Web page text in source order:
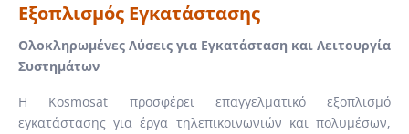
Εξοπλισμός Εγκατάστασης
Ολοκληρωμένες Λύσεις για Εγκατάσταση και Λειτουργία
Συστημάτων
Η Kosmosat προσφέρει επαγγελματικό εξοπλισμό
εγκατάστασης για έργα τηλεπικοινωνιών και πολυμέσων,